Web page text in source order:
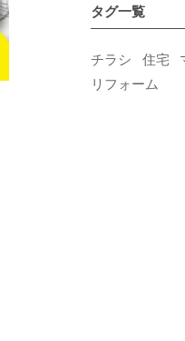
タグ一覧
チラシ 住宅
リフォーム